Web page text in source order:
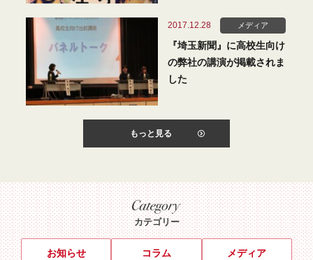
2017.12.28 メディア
『埼玉新聞』に高校生向け
の弊社の講演が掲載されま
した
もっと見る
カテゴリー
お知らせ コラム メディア